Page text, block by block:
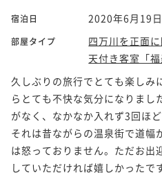
宿泊日 2020年6月19日
部屋タイプ
四万川を正面
天付き客室「福
久しぶりの旅行でとても楽しみ
らとても不快な気分になりまし
がなく、なかなか入れず3回ほ
それは昔ながらの温泉街で道幅
は怒っておりません。ただお出
していただければ嬉しかったで